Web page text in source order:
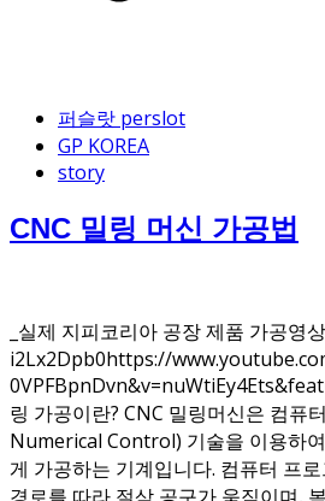
퍼슬랏 perslot
GP KOREA
story
CNC 밀링 머신 가공법
_실제 지피코리아 공장 제품 가공
i2Lx2Dpb0https://
링 가공이란? CNC 밀링머신은 컴퓨
Numerical Control) 기술을 이용하
게 가공하는 기계입니다. 컴퓨터 프